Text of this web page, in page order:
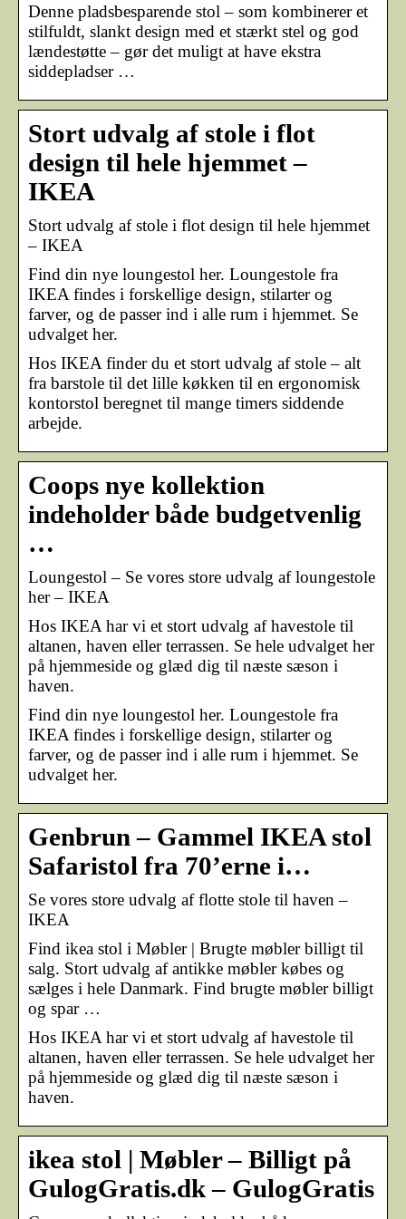
Denne pladsbesparende stol – som kombinerer et
stilfuldt, slankt design med et stærkt stel og god
lændestøtte – gør det muligt at have ekstra
siddepladser …
Stort udvalg af stole i flot
design til hele hjemmet –
IKEA
Stort udvalg af stole i flot design til hele hjemmet
– IKEA
Find din nye loungestol her. Loungestole fra
IKEA findes i forskellige design, stilarter og
farver, og de passer ind i alle rum i hjemmet. Se
udvalget her.
Hos IKEA finder du et stort udvalg af stole – alt
fra barstole til det lille køkken til en ergonomisk
kontorstol beregnet til mange timers siddende
arbejde.
Coops nye kollektion
indeholder både budgetvenlig
…
Loungestol – Se vores store udvalg af loungestole
her – IKEA
Hos IKEA har vi et stort udvalg af havestole til
altanen, haven eller terrassen. Se hele udvalget her
på hjemmeside og glæd dig til næste sæson i
haven.
Find din nye loungestol her. Loungestole fra
IKEA findes i forskellige design, stilarter og
farver, og de passer ind i alle rum i hjemmet. Se
udvalget her.
Genbrun – Gammel IKEA stol
Safaristol fra 70’erne i…
Se vores store udvalg af flotte stole til haven –
IKEA
Find ikea stol i Møbler | Brugte møbler billigt til
salg. Stort udvalg af antikke møbler købes og
sælges i hele Danmark. Find brugte møbler billigt
og spar …
Hos IKEA har vi et stort udvalg af havestole til
altanen, haven eller terrassen. Se hele udvalget her
på hjemmeside og glæd dig til næste sæson i
haven.
ikea stol | Møbler – Billigt på
GulogGratis.dk – GulogGratis